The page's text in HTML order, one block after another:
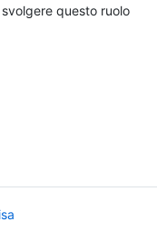
questo ruolo